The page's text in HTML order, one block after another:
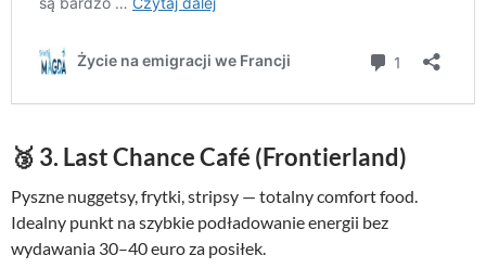
🥉 3. Last Chance Café (Frontierland)
Pyszne nuggetsy, frytki, stripsy — totalny comfort food.
Idealny punkt na szybkie podładowanie energii bez
wydawania 30–40 euro za posiłek.